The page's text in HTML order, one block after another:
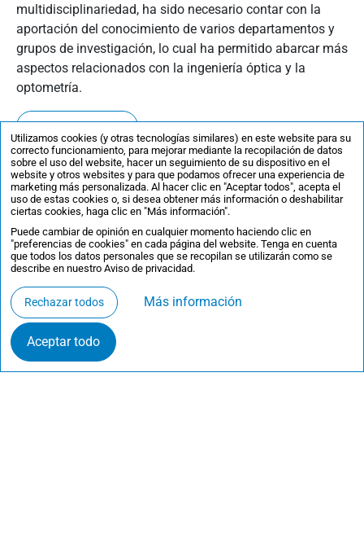
multidisciplinariedad, ha sido necesario contar con la
aportación del conocimiento de varios departamentos y
grupos de investigación, lo cual ha permitido abarcar más
aspectos relacionados con la ingeniería óptica y la
optometría.
Ver ficha completa
Utilizamos cookies (y otras tecnologías similares) en este website para su
correcto funcionamiento, para mejorar mediante la recopilación de datos
sobre el uso del website, hacer un seguimiento de su dispositivo en el
website y otros websites y para que podamos ofrecer una experiencia de
marketing más personalizada. Al hacer clic en "Aceptar todos", acepta el
uso de estas cookies o, si desea obtener más información o deshabilitar
ciertas cookies, haga clic en "Más información".
Puede cambiar de opinión en cualquier momento haciendo clic en
"preferencias de cookies" en cada página del website. Tenga en cuenta
que todos los datos personales que se recopilan se utilizarán como se
describe en nuestro Aviso de privacidad.
Rechazar todos Más información
Aceptar todo